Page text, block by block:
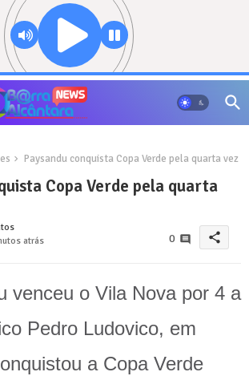
Paysandu conquista Copa Verde pela quarta vez
Copa Verde pela quarta
atrás 0 share
venceu o Vila Nova por 4 a
Pedro Ludovico, em
a Copa Verde